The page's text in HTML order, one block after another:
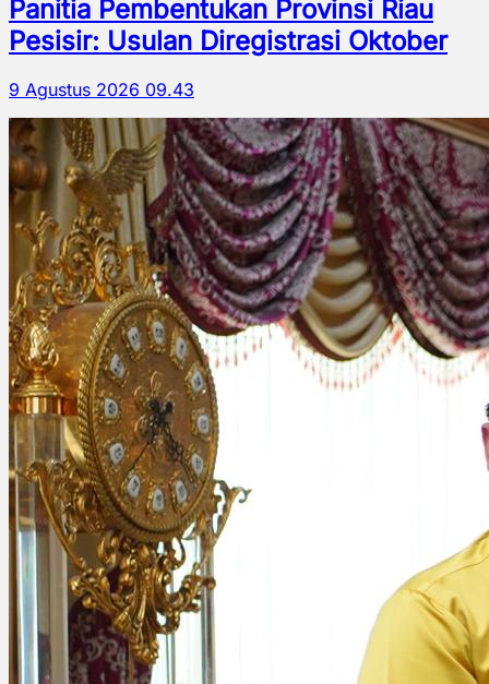
Panitia Pembentukan Provinsi Riau
Pesisir: Usulan Diregistrasi Oktober
9 Agustus 2026 09.43